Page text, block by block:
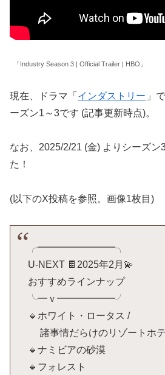
「Industry Season 3 | Official Trailer | HBO」
現在、ドラマ「 インダストリー 」
ーズン1～3です (記事更新時点)。
なお、2025/2/21 (金) よりシーズン
た！
(以下のX投稿を参照。画像1枚目)
╭━━━━━━━━╮
U-NEXT 🍫2025年2月💫
おすすめラインナップ
╰━ｖ━━━━━━╯
🔹ホワイト・ロータス /
諸事情だらけのリゾートホ
🔹ナミビアの砂漠
🔹フォレスト